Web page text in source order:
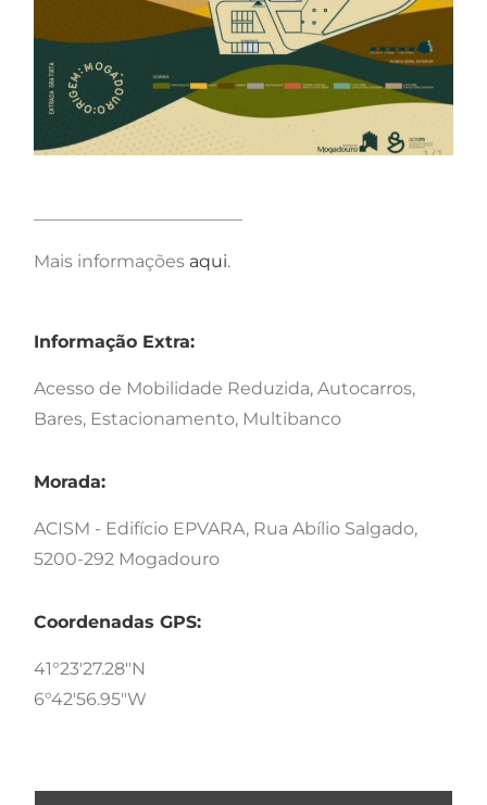
Mais informações aqui.
Informação Extra:
Acesso de Mobilidade Reduzida, Autocarros,
Bares, Estacionamento, Multibanco
Morada:
ACISM - Edifício EPVARA, Rua Abílio Salgado,
5200-292 Mogadouro
Coordenadas GPS:
41°23'27.28"N
6°42'56.95"W